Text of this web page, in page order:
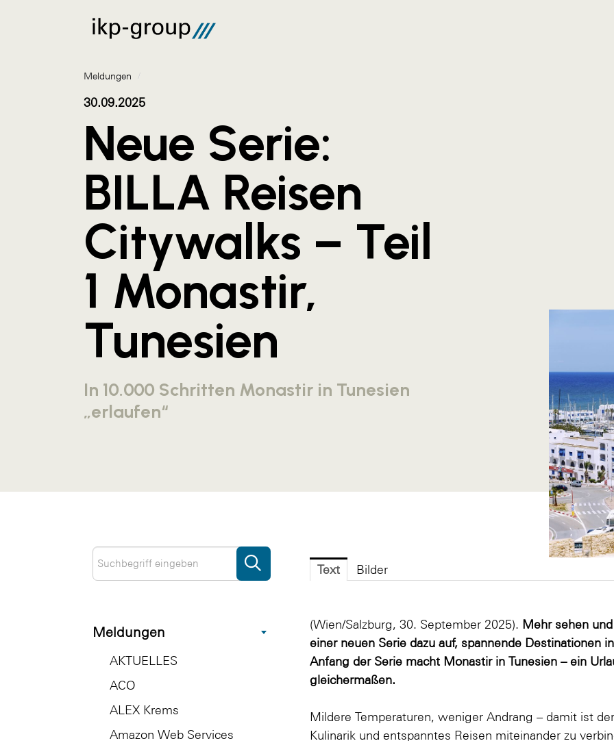
Meldungen
AKTUELLES
ACO
ALEX Krems
Amazon Web Services
Meldungen /
30.09.2025
Neue Serie:
BILLA Reisen
Citywalks – Teil
1 Monastir,
Tunesien
In 10.000 Schritten Monastir in Tunesien
„erlaufen“
Text Bilder
(Wien/Salzburg, 30. September 2025). Mehr sehen
einer neuen Serie dazu auf, spannende Destinationen
Anfang der Serie macht Monastir in Tunesien – ein
gleichermaßen.
Mildere Temperaturen, weniger Andrang – damit ist
Kulinarik und entspanntes Reisen miteinander zu